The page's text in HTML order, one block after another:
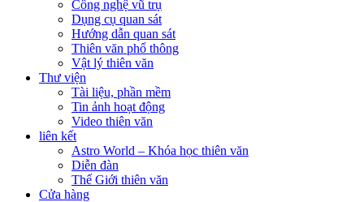
Công nghệ vũ trụ
Dụng cụ quan sát
Hướng dẫn quan sát
Thiên văn phổ thông
Vật lý thiên văn
Thư viện
Tài liệu, phần mềm
Tin ảnh hoạt động
Video thiên văn
liên kết
Astro World – Khóa học thiên văn
Diễn đàn
Thế Giới thiên văn
Cửa hàng